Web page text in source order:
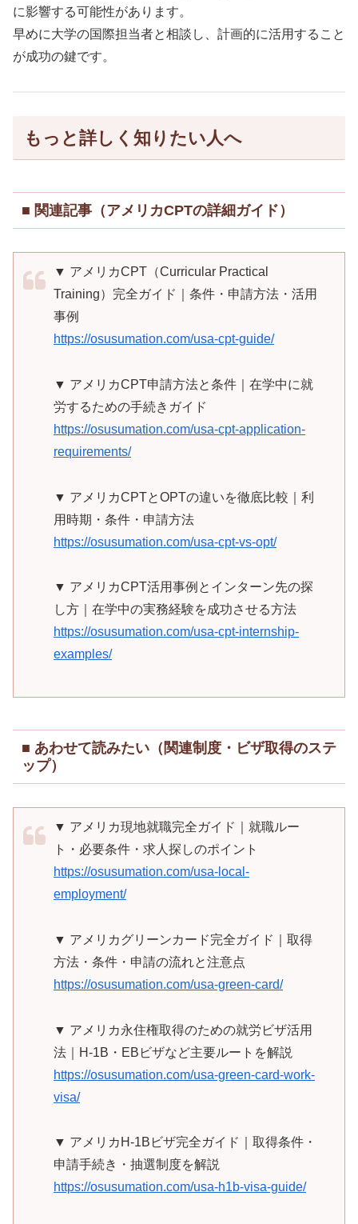
に影響する可能性があります。
早めに大学の国際担当者と相談し、計画的に活用すること
が成功の鍵です。
もっと詳しく知りたい人へ
■ 関連記事（アメリカCPTの詳細ガイド）
▼ アメリカCPT（Curricular Practical
Training）完全ガイド｜条件・申請方法・活用
事例
https://osusumation.com/usa-cpt-guide/
▼ アメリカCPT申請方法と条件｜在学中に就
労するための手続きガイド
https://osusumation.com/usa-cpt-application-
requirements/
▼ アメリカCPTとOPTの違いを徹底比較｜利
用時期・条件・申請方法
https://osusumation.com/usa-cpt-vs-opt/
▼ アメリカCPT活用事例とインターン先の探
し方｜在学中の実務経験を成功させる方法
https://osusumation.com/usa-cpt-internship-
examples/
■ あわせて読みたい（関連制度・ビザ取得のステ
ップ）
▼ アメリカ現地就職完全ガイド｜就職ルー
ト・必要条件・求人探しのポイント
https://osusumation.com/usa-local-
employment/
▼ アメリカグリーンカード完全ガイド｜取得
方法・条件・申請の流れと注意点
https://osusumation.com/usa-green-card/
▼ アメリカ永住権取得のための就労ビザ活用
法｜H-1B・EBビザなど主要ルートを解説
https://osusumation.com/usa-green-card-work-
visa/
▼ アメリカH-1Bビザ完全ガイド｜取得条件・
申請手続き・抽選制度を解説
https://osusumation.com/usa-h1b-visa-guide/